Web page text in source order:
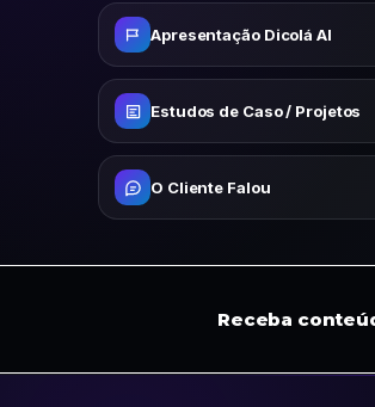
Apresentação Dicolá AI
Estudos de Caso / Projetos
O Cliente Falou
Receba